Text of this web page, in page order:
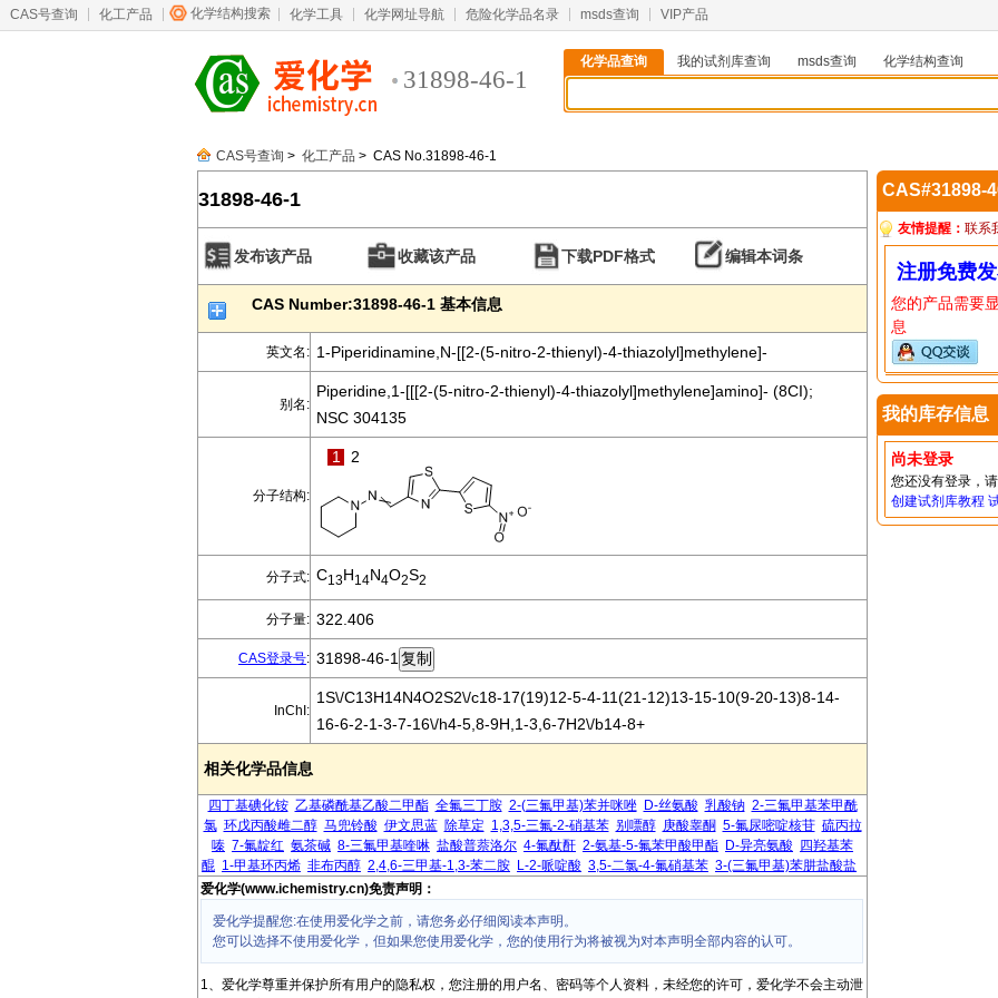
CAS号查询 化工产品 化学结构搜索 化学工具 化学网址导航 危险化学品名录 msds查询 VIP产品
31898-46-1
化学品查询 我的试剂库查询 msds查询
化学结构查询
CAS号查询 > 化工产品 > CAS No.31898-46-1
31898-46-1
发布该产品 收藏该产品 下载PDF格式 编辑本词条
CAS Number:31898-46-1 基本信息
英文名: 1-Piperidinamine,N-[[2-(5-nitro-2-thienyl)-4-thiazolyl]methylene]-
别名:
Piperidine,1-[[[2-(5-nitro-2-thienyl)-4-thiazolyl]methylene]amino]- (8CI);
NSC 304135
分子结构:
1 2
分子式: C13H14N4O2S2
分子量: 322.406
CAS登录号: 31898-46-1
InChI:
1S\/C13H14N4O2S2\/c18-17(19)12-5-4-11(21-12)13-15-10(9-20-13)8-14-
16-6-2-1-3-7-16\/h4-5,8-9H,1-3,6-7H2\/b14-8+
相关化学品信息
四丁基碘化铵 乙基磷酰基乙酸二甲酯 全氟三丁胺 2-(三氟甲基)苯并咪唑 D-丝氨酸 乳酸钠 2-三氟甲基苯甲酰
氯 环戊丙酸雌二醇 马兜铃酸 伊文思蓝 除草定 1,3,5-三氟-2-硝基苯 别嘌醇 庚酸睾酮 5-氟尿嘧啶核苷 硫丙拉
嗪 7-氟靛红 氨茶碱 8-三氟甲基喹啉 盐酸普萘洛尔 4-氟酞酐 2-氨基-5-氟苯甲酸甲酯 D-异亮氨酸
四羟基苯
醌 1-甲基环丙烯 非布丙醇 2,4,6-三甲基-1,3-苯二胺 L-2-哌啶酸 3,5-二氯-4-氟硝基苯 3-(三氟甲基)苯肼盐酸盐
爱化学(www.ichemistry.cn)免责声明：
爱化学提醒您:在使用爱化学之前，请您务必仔细阅读本声明。
您可以选择不使用爱化学，但如果您使用爱化学，您的使用行为将被视为对本声明全部内容的认可。
1、爱化学尊重并保护所有用户的隐私权，您注册的用户名、密码等个人资料，未经您的许可，爱化学不会主动泄
CAS#31898-
友情提醒： 联系
注册免费
您的产品需要
息
我的库存信息
尚未登录
您还没有登录，
创建试剂库教程